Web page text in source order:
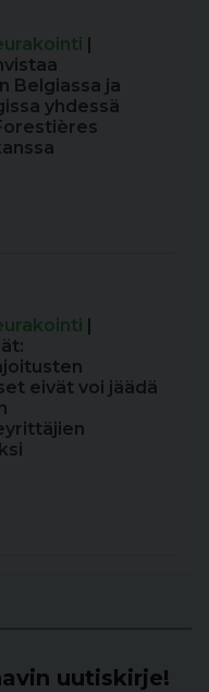
|
Belgiassa ja
yhdessä
|
eivät voi jäädä
uutiskirje!